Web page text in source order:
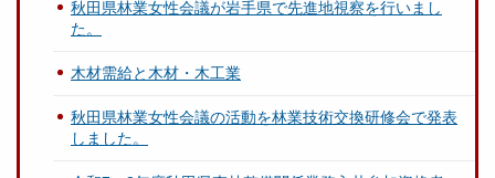
秋田県林業女性会議が岩手県で先進地視察を行いまし
た。
木材需給と木材・木工業
秋田県林業女性会議の活動を林業技術交換研修会で発表
しました。